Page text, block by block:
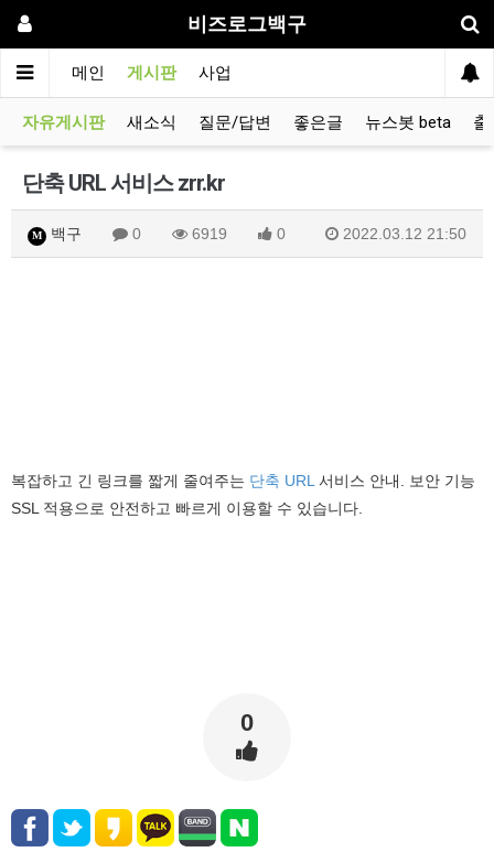
비즈로그백구
메인 게시판 사업
자유게시판 새소식 질문/답변 좋은글 뉴스봇 beta 출
단축 URL 서비스 zrr.kr
M 백구 0 6919 0 2022.03.12 21:50
복잡하고 긴 링크를 짧게 줄여주는 단축 URL 서비스 안내. 보안 기능
SSL 적용으로 안전하고 빠르게 이용할 수 있습니다.
0